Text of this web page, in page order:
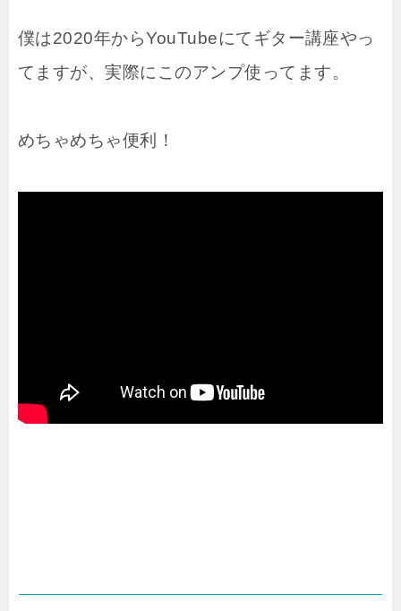
僕は2020年からYouTubeにてギター講座やっ
てますが、実際にこのアンプ使ってます。
めちゃめちゃ便利！